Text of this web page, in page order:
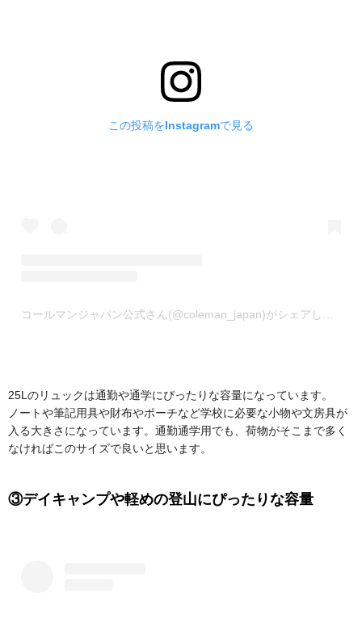
この投稿をInstagramで見る
25Lのリュックは通勤や通学にぴったりな容量になっています。
ノートや筆記用具や財布やポーチなど学校に必要な小物や文房具が
入る大きさになっています。通勤通学用でも、荷物がそこまで多く
なければこのサイズで良いと思います。
③デイキャンプや軽めの登山にぴったりな容量